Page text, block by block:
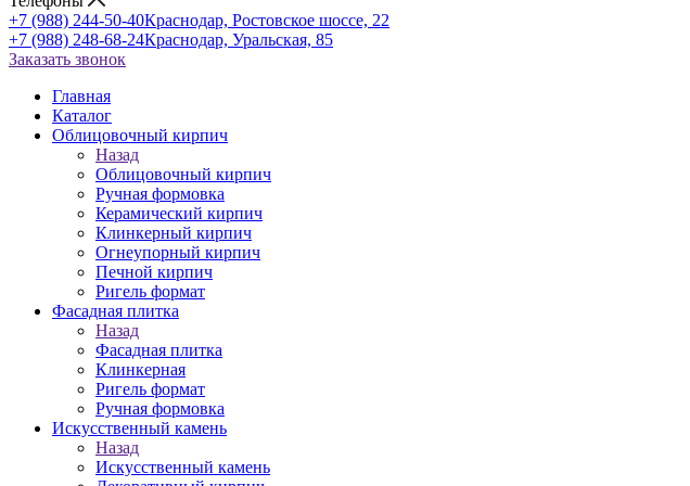
+7 (988) 244-50-40Краснодар, Ростовское шоссе, 22
+7 (988) 248-68-24Краснодар, Уральская, 85
Заказать звонок
Главная
Каталог
Облицовочный кирпич
Назад
Облицовочный кирпич
Ручная формовка
Керамический кирпич
Клинкерный кирпич
Огнеупорный кирпич
Печной кирпич
Ригель формат
Фасадная плитка
Назад
Фасадная плитка
Клинкерная
Ригель формат
Ручная формовка
Искусственный камень
Назад
Искусственный камень